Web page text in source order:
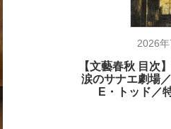
2026
【文藝春秋 目次
涙のサナエ劇場
E・トッド／